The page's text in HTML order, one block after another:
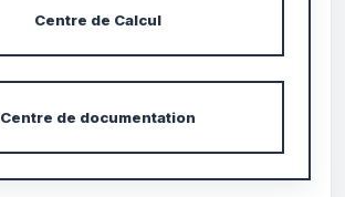
Centre de Calcul
Centre de documentation